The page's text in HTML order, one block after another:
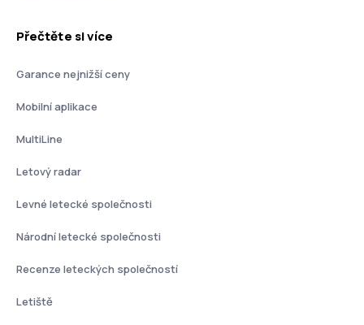
Přečtěte si více
Garance nejnižší ceny
Mobilní aplikace
MultiLine
Letový radar
Levné letecké společnosti
Národní letecké společnosti
Recenze leteckých společností
Letiště